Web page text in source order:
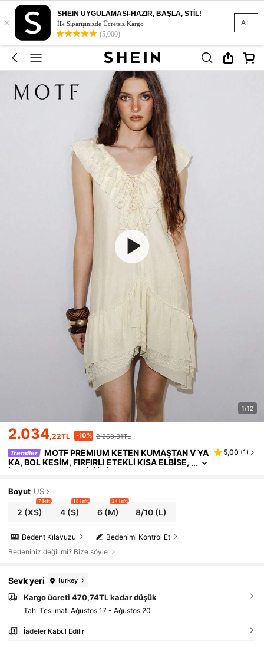
AL
×
SHEIN UYGULAMASI-HAZIR, BAŞLA, STİL!
İlk Siparişinizde Ücretsiz Kargo
(5,000)
1/12
2.034,22TL -10% 2.260,31TL
Trendler
MOTF PREMIUM KETEN KUMAŞTAN V YA
KA, BOL KESİM, FIRFIRLI ETEKLİ KISA ELBİSE,
İLKBAHAR/YAZ TATİLİ İÇİN UYGUNDUR.
5,00 (1)
Boyut US
2 (XS)
7 left
4(S)
18 left
6(M)
24 left
8/10 (L)
Bedenimi Kontrol Et
Bedent Kılavuzu
Bedeniniz değil mi? Bize söyle
Sevk yeri Turkey
Kargo ücreti 470,74TL kadar düşük
Tah. Teslimat: Ağustos 17 - Ağustos 20
İadeler Kabul Edilir